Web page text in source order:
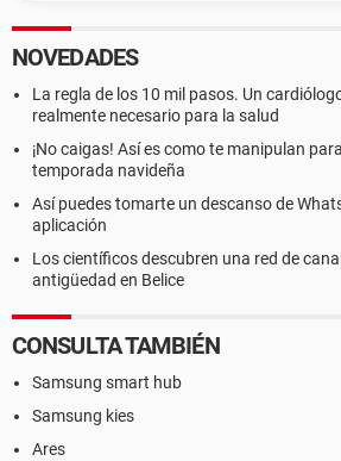
NOVEDADES
La regla de los 10 mil pasos. Un
realmente necesario para la salud
¡No caigas! Así es como te manipulan
temporada navideña
Así puedes tomarte un descanso de
aplicación
Los científicos descubren una red de
antigüedad en Belice
CONSULTA TAMBIÉN
Samsung smart hub
Samsung kies
Ares